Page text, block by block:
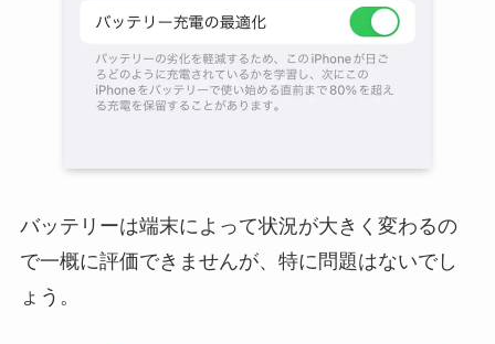
バッテリーは端末によって状況が大きく変わるの
で一概に評価できませんが、特に問題はないでし
ょう。